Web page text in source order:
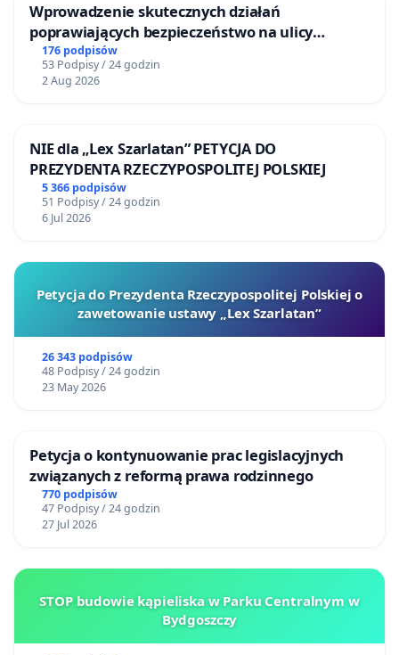
Wprowadzenie skutecznych działań
poprawiających bezpieczeństwo na ulicy
Żeromskiego w Otwocku
176 podpisów
53 Podpisy / 24 godzin
2 Aug 2026
NIE dla „Lex Szarlatan” PETYCJA DO
PREZYDENTA RZECZYPOSPOLITEJ POLSKIEJ
5 366 podpisów
51 Podpisy / 24 godzin
6 Jul 2026
Petycja do Prezydenta Rzeczypospolitej Polskiej o
zawetowanie ustawy „Lex Szarlatan”
26 343 podpisów
48 Podpisy / 24 godzin
23 May 2026
Petycja o kontynuowanie prac legislacyjnych
związanych z reformą prawa rodzinnego
770 podpisów
47 Podpisy / 24 godzin
27 Jul 2026
STOP budowie kąpieliska w Parku Centralnym w
Bydgoszczy